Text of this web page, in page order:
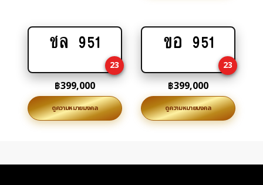
Add
cart
ชล 951
23
฿399,000
ดูความหมายมงคล
Add
cart
ขอ 951
23
฿399,000
ดูความหมายมงคล